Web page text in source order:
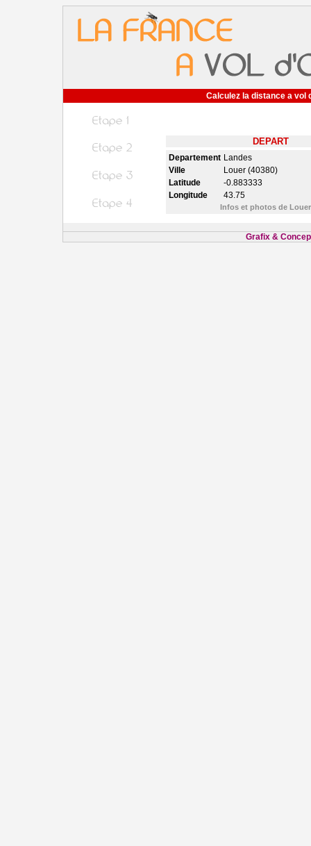
Calculez la distance a vol
DEPART
Departement Landes
Ville
Louer (40380)
Latitude
-0.883333
Longitude
43.75
Infos et photos de
Grafix &